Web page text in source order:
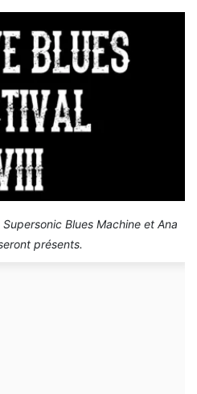
Blues Machine et Ana
présents.